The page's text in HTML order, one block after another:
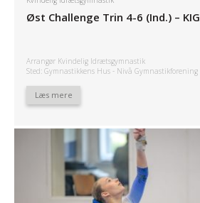
Øst Challenge Trin 4-6 (Ind.) – KIG
Arrangør Kvindelig Idrætsgymnastik
Sted: Gymnastikkens Hus - Nivå Gymnastikforening
Læs mere